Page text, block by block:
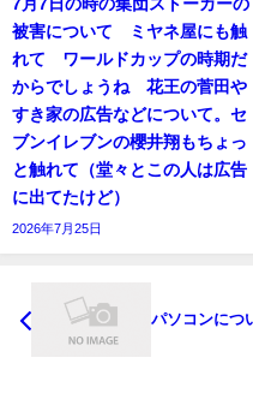
7月7日の時の集団ストーカーの
被害について ミヤネ屋にも触
れて ワールドカップの時期だ
からでしょうね 花王の菅田や
すき家の広告などについて。セ
ブンイレブンの櫻井翔もちょっ
と触れて（堂々とこの人は広告
に出てたけど）
2026年7月25日
パソコンにつ